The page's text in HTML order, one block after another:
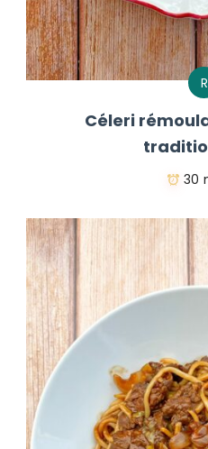
R
Céleri
30